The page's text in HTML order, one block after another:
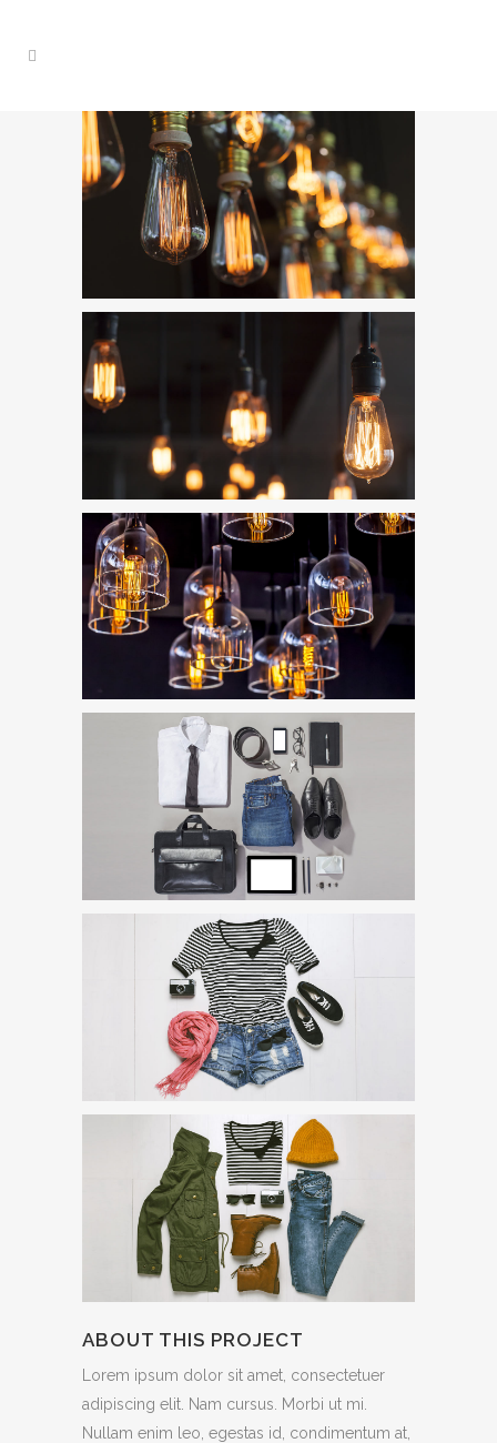
ABOUT THIS PROJECT
Lorem ipsum dolor sit amet, consectetuer
adipiscing elit. Nam cursus. Morbi ut mi.
Nullam enim leo, egestas id, condimentum at,